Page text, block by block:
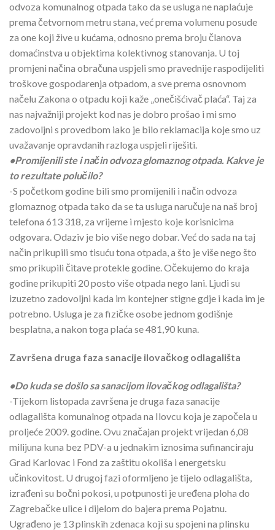
odvoza komunalnog otpada tako da se usluga ne naplaćuje
prema četvornom metru stana, već prema volumenu posude
za one koji žive u kućama, odnosno prema broju članova
domaćinstva u objektima kolektivnog stanovanja. U toj
promjeni načina obračuna uspjeli smo pravednije raspodijeliti
troškove gospodarenja otpadom, a sve prema osnovnom
načelu Zakona o otpadu koji kaže „onečišćivač plaća“. Taj za
nas najvažniji projekt kod nas je dobro prošao i mi smo
zadovoljni s provedbom iako je bilo reklamacija koje smo uz
uvažavanje opravdanih razloga uspjeli riješiti.
•Promijenili ste i način odvoza glomaznog otpada. Kakve je
to rezultate polučilo?
-S početkom godine bili smo promijenili i način odvoza
glomaznog otpada tako da se ta usluga naručuje na naš broj
telefona 613 318, za vrijeme i mjesto koje korisnicima
odgovara. Odaziv je bio više nego dobar. Već do sada na taj
način prikupili smo tisuću tona otpada, a što je više nego što
smo prikupili čitave protekle godine. Očekujemo do kraja
godine prikupiti 20 posto više otpada nego lani. Ljudi su
izuzetno zadovoljni kada im kontejner stigne gdje i kada im je
potrebno. Usluga je za fizičke osobe jednom godišnje
besplatna, a nakon toga plaća se 481,90 kuna.
Završena druga faza sanacije ilovačkog odlagališta
•Do kuda se došlo sa sanacijom ilovačkog odlagališta?
-Tijekom listopada završena je druga faza sanacije
odlagališta komunalnog otpada na Ilovcu koja je započela u
proljeće 2009. godine. Ovu značajan projekt vrijedan 6,08
milijuna kuna bez PDV-a u jednakim iznosima sufinanciraju
Grad Karlovac i Fond za zaštitu okoliša i energetsku
učinkovitost. U drugoj fazi oformljeno je tijelo odlagališta,
izrađeni su bočni pokosi, u potpunosti je uređena ploha do
Zagrebačke ulice i dijelom do bajera prema Pojatnu.
Ugrađeno je 13 plinskih zdenaca koji su spojeni na plinsku